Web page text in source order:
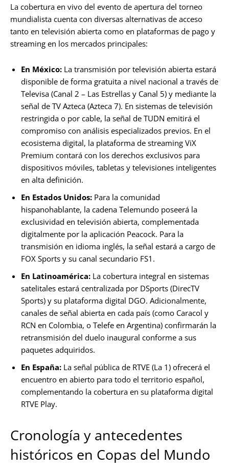
La cobertura en vivo del evento de apertura del torneo
mundialista cuenta con diversas alternativas de acceso
tanto en televisión abierta como en plataformas de pago y
streaming en los mercados principales:
En México: La transmisión por televisión abierta estará
disponible de forma gratuita a nivel nacional a través de
Televisa (Canal 2 – Las Estrellas y Canal 5) y mediante la
señal de TV Azteca (Azteca 7). En sistemas de televisión
restringida o por cable, la señal de TUDN emitirá el
compromiso con análisis especializados previos. En el
ecosistema digital, la plataforma de streaming ViX
Premium contará con los derechos exclusivos para
dispositivos móviles, tabletas y televisiones inteligentes
en alta definición.
En Estados Unidos: Para la comunidad
hispanohablante, la cadena Telemundo poseerá la
exclusividad en televisión abierta, complementada
digitalmente por la aplicación Peacock. Para la
transmisión en idioma inglés, la señal estará a cargo de
FOX Sports y su canal secundario FS1.
En Latinoamérica: La cobertura integral en sistemas
satelitales estará centralizada por DSports (DirecTV
Sports) y su plataforma digital DGO. Adicionalmente,
canales de señal abierta en cada país (como Caracol y
RCN en Colombia, o Telefe en Argentina) confirmarán la
retransmisión del duelo inaugural conforme a sus
paquetes adquiridos.
En España: La señal pública de RTVE (La 1) ofrecerá el
encuentro en abierto para todo el territorio español,
complementando la cobertura en su plataforma digital
RTVE Play.
Cronología y antecedentes
históricos en Copas del Mundo